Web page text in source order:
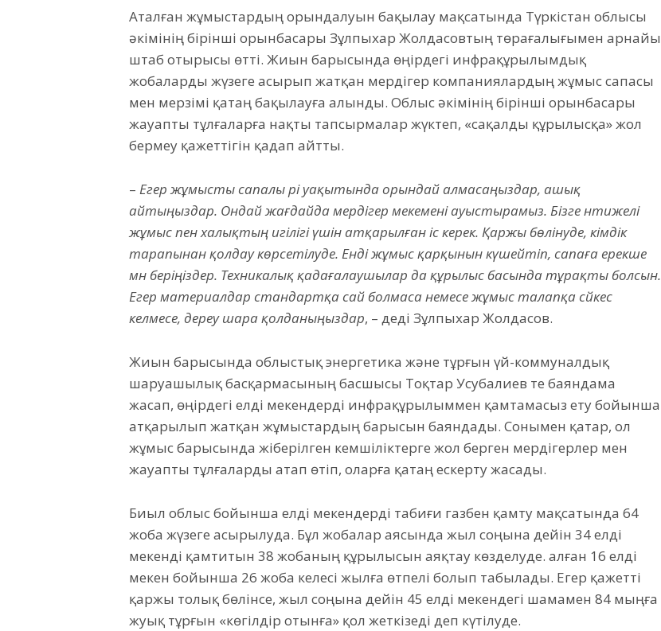
Аталған жұмыстардың орындалуын бақылау мақсатында Түркістан облысы
әкімінің бірінші орынбасары Зұлпыхар Жолдасовтың төрағалығымен арнайы
штаб отырысы өтті. Жиын барысында өңірдегі инфрақұрылымдық
жобаларды жүзеге асырып жатқан мердігер компаниялардың жұмыс сапасы
мен мерзімі қатаң бақылауға алынды. Облыс әкімінің бірінші орынбасары
жауапты тұлғаларға нақты тапсырмалар жүктеп, «сақалды құрылысқа» жол
бермеу қажеттігін қадап айтты.
– Егер жұмысты сапалы әрі уақытында орындай алмасаңыздар, ашық
айтыңыздар. Ондай жағдайда мердігер мекемені ауыстырамыз. Бізге нәтижелі
жұмыс пен халықтың игілігі үшін атқарылған іс керек. Қаржы бөлінуде, әкімдік
тарапынан қолдау көрсетілуде. Енді жұмыс қарқынын күшейтіп, сапаға ерекше
мән беріңіздер. Техникалық қадағалаушылар да құрылыс басында тұрақты болсын.
Егер материалдар стандартқа сай болмаса немесе жұмыс талапқа сәйкес
келмесе, дереу шара қолданыңыздар, – деді Зұлпыхар Жолдасов.
Жиын барысында облыстық энергетика және тұрғын үй-коммуналдық
шаруашылық басқармасының басшысы Тоқтар Усубалиев те баяндама
жасап, өңірдегі елді мекендерді инфрақұрылыммен қамтамасыз ету бойынша
атқарылып жатқан жұмыстардың барысын баяндады. Сонымен қатар, ол
жұмыс барысында жіберілген кемшіліктерге жол берген мердігерлер мен
жауапты тұлғаларды атап өтіп, оларға қатаң ескерту жасады.
Биыл облыс бойынша елді мекендерді табиғи газбен қамту мақсатында 64
жоба жүзеге асырылуда. Бұл жобалар аясында жыл соңына дейін 34 елді
мекенді қамтитын 38 жобаның құрылысын аяқтау көзделуде. Қалған 16 елді
мекен бойынша 26 жоба келесі жылға өтпелі болып табылады. Егер қажетті
қаржы толық бөлінсе, жыл соңына дейін 45 елді мекендегі шамамен 84 мыңға
жуық тұрғын «көгілдір отынға» қол жеткізеді деп күтілуде.